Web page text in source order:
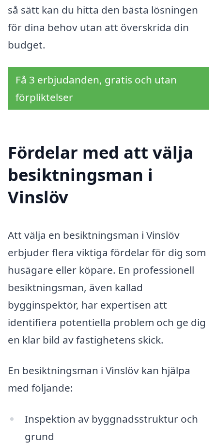
så sätt kan du hitta den bästa lösningen
för dina behov utan att överskrida din
budget.
Få 3 erbjudanden, gratis och utan
förpliktelser
Fördelar med att välja
besiktningsman i
Vinslöv
Att välja en besiktningsman i Vinslöv
erbjuder flera viktiga fördelar för dig som
husägare eller köpare. En professionell
besiktningsman, även kallad
bygginspektör, har expertisen att
identifiera potentiella problem och ge dig
en klar bild av fastighetens skick.
En besiktningsman i Vinslöv kan hjälpa
med följande:
Inspektion av byggnadsstruktur och
grund